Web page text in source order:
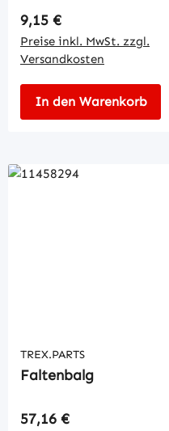
Regulärer Preis:
9,15 €
Preise inkl. MwSt. zzgl.
Versandkosten
In den Warenkorb
TREX.PARTS
Faltenbalg
Regulärer Preis:
57,16 €